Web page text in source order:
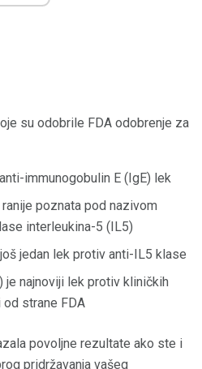
su odobrile FDA odobrenje za
immunogobulin E (IgE) lek
poznata pod nazivom
interleukina-5 (IL5)
jedan lek protiv anti-IL5 klase
je najnoviji lek protiv kliničkih
strane FDA
povoljne rezultate ako ste i
pridržavanja vašeg